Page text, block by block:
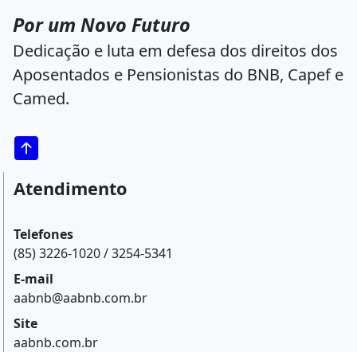
Por um Novo Futuro
Dedicação e luta em defesa dos direitos dos
Aposentados e Pensionistas do BNB, Capef e
Camed.
Atendimento
Telefones
(85) 3226-1020 / 3254-5341
E-mail
aabnb@aabnb.com.br
Site
aabnb.com.br